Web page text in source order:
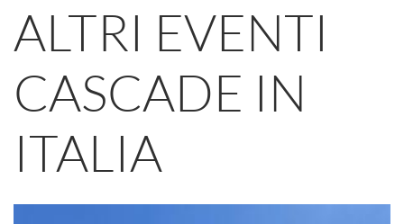
ALTRI EVENTI
CASCADE IN
ITALIA